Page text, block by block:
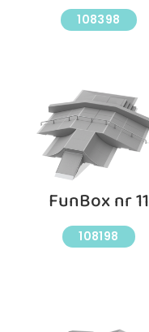
108398
FunBox nr 11
108198